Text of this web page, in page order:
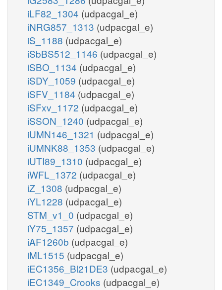
iLF82_1304 (udpacgal_e)
iNRG857_1313 (udpacgal_e)
iS_1188 (udpacgal_e)
iSbBS512_1146 (udpacgal_e)
iSBO_1134 (udpacgal_e)
iSDY_1059 (udpacgal_e)
iSFV_1184 (udpacgal_e)
iSFxv_1172 (udpacgal_e)
iSSON_1240 (udpacgal_e)
iUMN146_1321 (udpacgal_e)
iUMNK88_1353 (udpacgal_e)
iUTI89_1310 (udpacgal_e)
iWFL_1372 (udpacgal_e)
iZ_1308 (udpacgal_e)
iYL1228 (udpacgal_e)
STM_v1_0 (udpacgal_e)
iY75_1357 (udpacgal_e)
iAF1260b (udpacgal_e)
iML1515 (udpacgal_e)
iEC1356_Bl21DE3 (udpacgal_e)
iEC1349_Crooks (udpacgal_e)